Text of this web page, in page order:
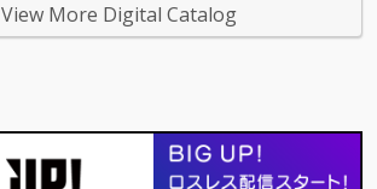
View More Digital Catalog